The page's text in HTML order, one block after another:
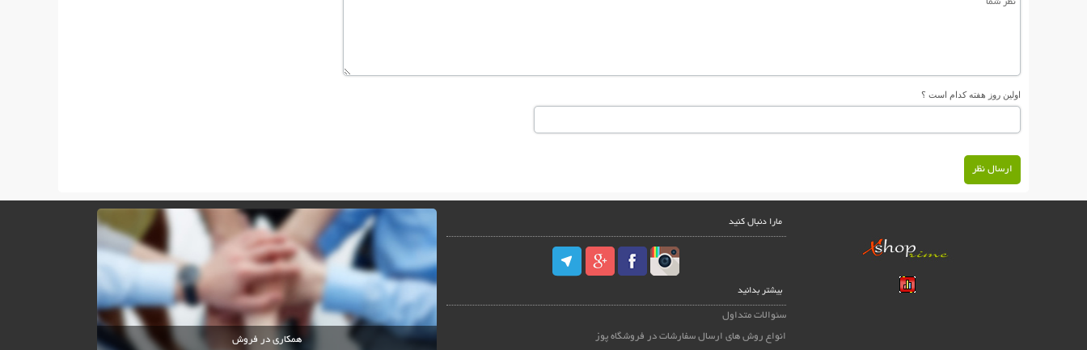
اولین روز هفته کدام است ؟
ارسال نظر
مارا دنبال کنید
بیشتر بدانید
سئوالات متداول
انواع روش های ارسال سفارشات در فروشگاه پوز
همکاری در فروش